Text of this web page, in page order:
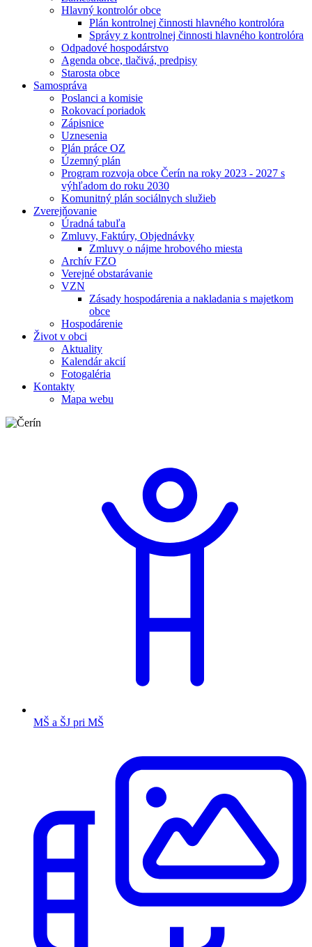
Hlavný kontrolór obce
Plán kontrolnej činnosti hlavného kontrolóra
Správy z kontrolnej činnosti hlavného kontrolóra
Odpadové hospodárstvo
Agenda obce, tlačivá, predpisy
Starosta obce
Samospráva
Poslanci a komisie
Rokovací poriadok
Zápisnice
Uznesenia
Plán práce OZ
Územný plán
Program rozvoja obce Čerín na roky 2023 - 2027 s
výhľadom do roku 2030
Komunitný plán sociálnych služieb
Zverejňovanie
Úradná tabuľa
Zmluvy, Faktúry, Objednávky
Zmluvy o nájme hrobového miesta
Archív FZO
Verejné obstarávanie
VZN
Zásady hospodárenia a nakladania s majetkom
obce
Hospodárenie
Život v obci
Aktuality
Kalendár akcií
Fotogaléria
Kontakty
Mapa webu
MŠ a ŠJ pri MŠ